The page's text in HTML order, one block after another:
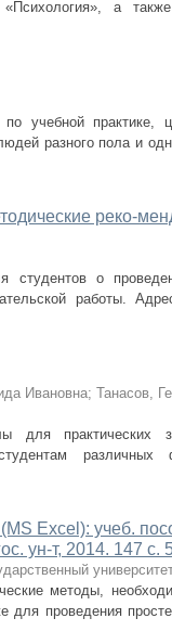
а
учебной практике,
разного пола и
реко-
студентов о
работы.
Ивановна; Танасов,
для практических
Excel): учеб.
ун-т, 2014. 147 с.
университет
методы,
для проведения